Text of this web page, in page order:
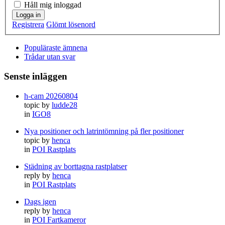
Håll mig inloggad
Logga in
Registrera Glömt lösenord
Populäraste ämnena
Trådar utan svar
Senste inläggen
h-cam 20260804
topic by ludde28
in IGO8
Nya positioner och latrintömning på fler positioner
topic by henca
in POI Rastplats
Städning av borttagna rastplatser
reply by henca
in POI Rastplats
Dags igen
reply by henca
in POI Fartkameror